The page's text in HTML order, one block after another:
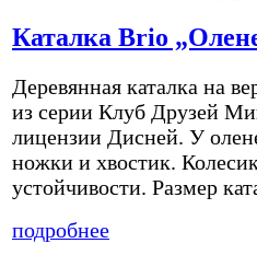
Каталка Brio
Деревянная каталка на
из серии Клуб Друзей
лицензии Дисней. У
ножки и хвостик.
устойчивости. Размер
подробнее